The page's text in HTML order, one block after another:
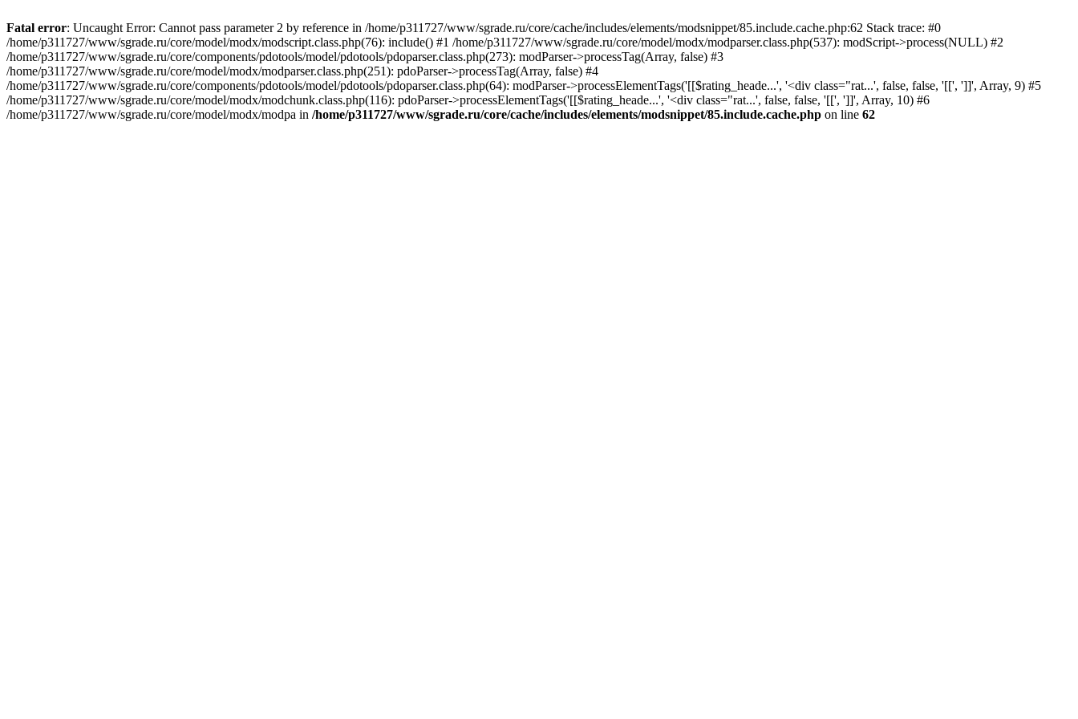
Fatal error: Uncaught Error: Cannot pass parameter 2 by reference in /home/p311727/www/sgrade.ru/core/cache/includes/elements/modsnippet/85.include.cache.php:62 Stack trace: #0
/home/p311727/www/sgrade.ru/core/model/modx/modscript.class.php(76): include() #1 /home/p311727/www/sgrade.ru/core/model/modx/modparser.class.php(537): modScript->process(NULL) #2
/home/p311727/www/sgrade.ru/core/components/pdotools/model/pdotools/pdoparser.class.php(273): modParser->processTag(Array, false) #3
/home/p311727/www/sgrade.ru/core/model/modx/modparser.class.php(251): pdoParser->processTag(Array, false) #4
/home/p311727/www/sgrade.ru/core/components/pdotools/model/pdotools/pdoparser.class.php(64): modParser->processElementTags('[[$rating_heade...', '<div class="rat...', false, false, '[[', ']]', Array, 9) #5
/home/p311727/www/sgrade.ru/core/model/modx/modchunk.class.php(116): pdoParser->processElementTags('[[$rating_heade...', '<div class="rat...', false, false, '[[', ']]', Array, 10) #6
/home/p311727/www/sgrade.ru/core/model/modx/modpa in /home/p311727/www/sgrade.ru/core/cache/includes/elements/modsnippet/85.include.cache.php on line 62